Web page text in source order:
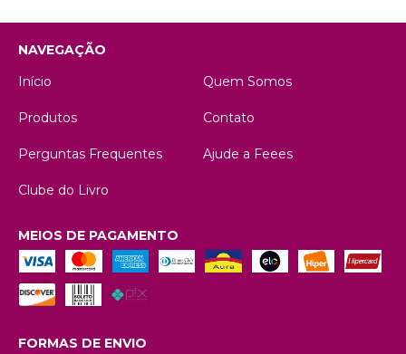
NAVEGAÇÃO
Início
Quem Somos
Produtos Contato
Perguntas Frequentes Ajude a Feees
Clube do Livro
MEIOS DE PAGAMENTO
FORMAS DE ENVIO